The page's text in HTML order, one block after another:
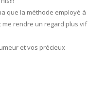
que la méthode employé à
me rendre un regard plus vif
et vos précieux